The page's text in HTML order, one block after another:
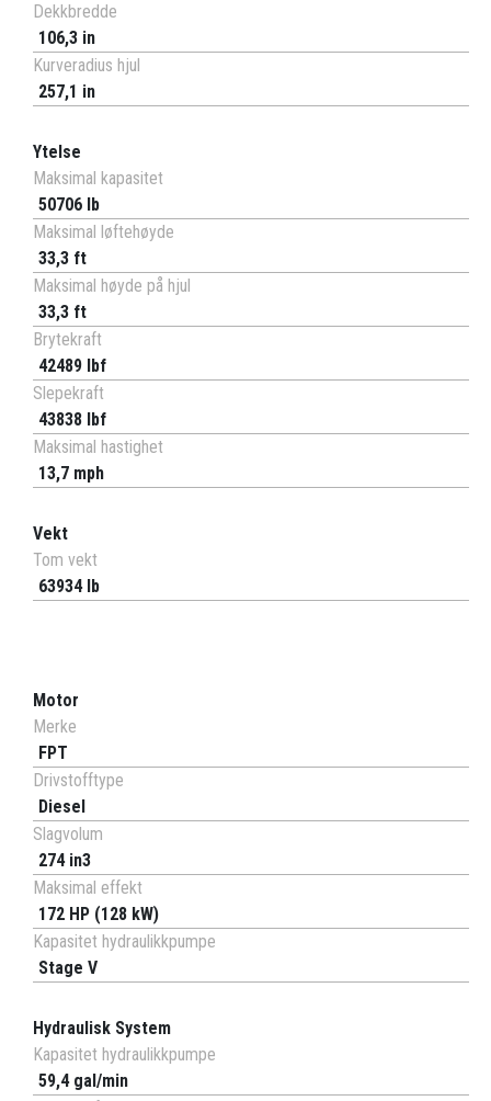
Dekkbredde
106,3 in
Kurveradius hjul
257,1 in
Ytelse
Maksimal kapasitet
50706 lb
Maksimal løftehøyde
33,3 ft
Maksimal høyde på hjul
33,3 ft
Brytekraft
42489 lbf
Slepekraft
43838 lbf
Maksimal hastighet
13,7 mph
Vekt
Tom vekt
63934 lb
Motor
Merke
FPT
Drivstofftype
Diesel
Slagvolum
274 in3
Maksimal effekt
172 HP (128 kW)
Kapasitet hydraulikkpumpe
Stage V
Hydraulisk System
Kapasitet hydraulikkpumpe
59,4 gal/min